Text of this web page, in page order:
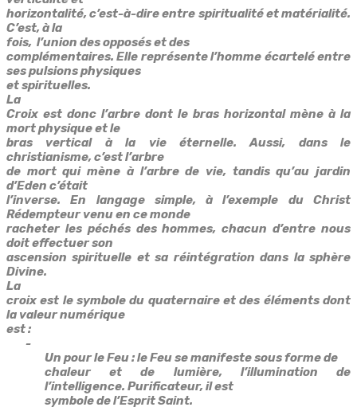
horizontalité, c’est-à-dire entre spiritualité et matérialité.
C’est, à la
fois, l’union des opposés et des
complémentaires. Elle représente l’homme écartelé entre
ses pulsions physiques
et spirituelles.
La
Croix est donc l’arbre dont le bras horizontal mène à la
mort physique et le
bras vertical à la vie éternelle. Aussi, dans le
christianisme, c’est l’arbre
de mort qui mène à l’arbre de vie, tandis qu’au jardin
d’Eden c’était
l’inverse. En langage simple, à l’exemple du Christ
Rédempteur venu en ce monde
racheter les péchés des hommes, chacun d’entre nous
doit effectuer son
ascension spirituelle et sa réintégration dans la sphère
Divine.
La
croix est le symbole du quaternaire et des éléments dont
la valeur numérique
est :
-
Un pour le Feu : le Feu se manifeste sous forme de
chaleur et de lumière, l’illumination de
l’intelligence. Purificateur, il est
symbole de l’Esprit Saint.